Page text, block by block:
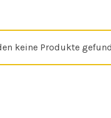
keine Produkte